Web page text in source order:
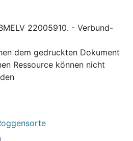
22005910. - Verbund-
dem gedruckten Dokument
Ressource können nicht